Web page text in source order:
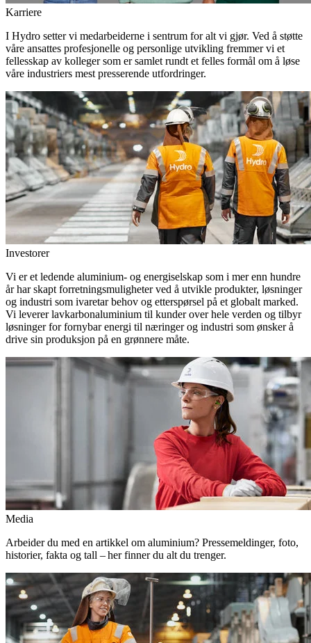
Karriere
I Hydro setter vi medarbeiderne i sentrum for alt vi gjør. Ved å støtte
våre ansattes profesjonelle og personlige utvikling fremmer vi et
fellesskap av kolleger som er samlet rundt et felles formål om å løse
våre industriers mest presserende utfordringer.
Investorer
Vi er et ledende aluminium- og energiselskap som i mer enn hundre
år har skapt forretningsmuligheter ved å utvikle produkter, løsninger
og industri som ivaretar behov og etterspørsel på et globalt marked.
Vi leverer lavkarbonaluminium til kunder over hele verden og tilbyr
løsninger for fornybar energi til næringer og industri som ønsker å
drive sin produksjon på en grønnere måte.
Media
Arbeider du med en artikkel om aluminium? Pressemeldinger, foto,
historier, fakta og tall – her finner du alt du trenger.